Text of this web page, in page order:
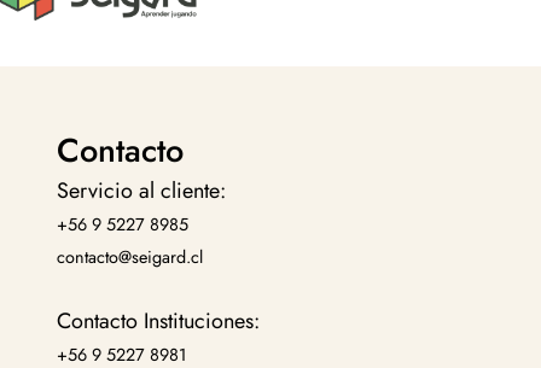
Contacto
Servicio al cliente:
+56 9 5227 8985
contacto@seigard.cl
Contacto Instituciones:
+56 9 5227 8981